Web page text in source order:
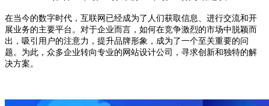
在当今的数字时代，互联网已经成为了人们获取信息、进行交流和开
展业务的主要平台。对于企业而言，如何在竞争激烈的市场中脱颖而
出，吸引用户的注意力，提升品牌形象，成为了一个至关重要的问
题。为此，众多企业转向专业的网站设计公司，寻求创新和独特的解
决方案。